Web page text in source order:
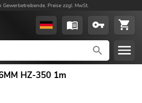
Gewerbetreibende. Preise zzgl. MwSt.
HZ-350 1m